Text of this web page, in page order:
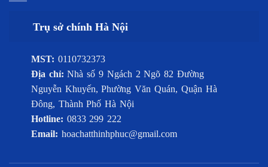
Trụ sở chính Hà Nội
MST: 0110732373
Địa chỉ:Nhà số 9 Ngách 2 Ngõ 82 Đường
Nguyễn Khuyến, Phường Văn Quán, Quận Hà
Đông, Thành Phố Hà Nội
Hotline: 0833 299 222
Email: hoachatthinhphuc@gmail.com